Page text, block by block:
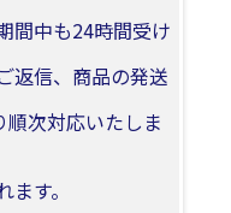
間中も24時間受け
返信、商品の発送
次対応いたしま
す。